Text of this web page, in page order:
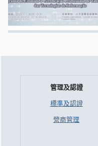
管理及認證
標準及認證
營商管理